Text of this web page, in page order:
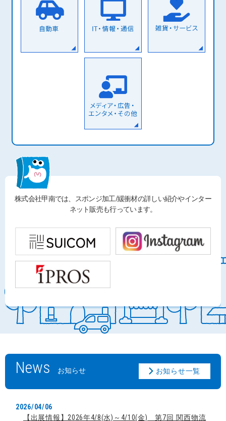
株式会社甲南では、スポンジ加工/緩衝材の詳しい紹介やインター
ネット販売も行っています。
News お知らせ お知らせ一覧